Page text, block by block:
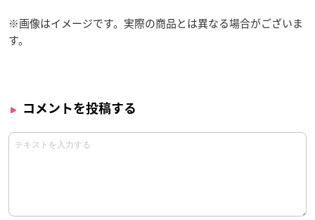
※画像はイメージです。実際の商品とは異なる場合がございま
す。
コメントを投稿する